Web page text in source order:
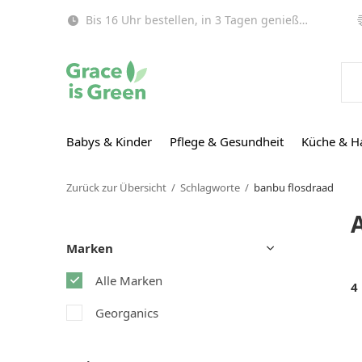
Babys & Kinder Pflege & Gesundheit Küche &
Bis 16 Uhr bestellen, in 3 Tagen genießen (EU)!
Zurück zur Übersicht Schlagworte banbu flosdraad
4
Marken
Alle Marken
Georganics